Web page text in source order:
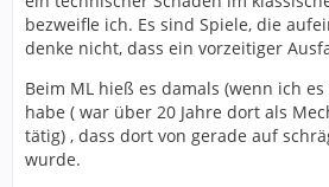
bezweifle ich. Es sind Spiele, die
denke nicht, dass ein vorzeitiger
Beim ML hieß es damals (wenn ich
habe ( war über 20 Jahre dort als
tätig) , dass dort von gerade auf
wurde.